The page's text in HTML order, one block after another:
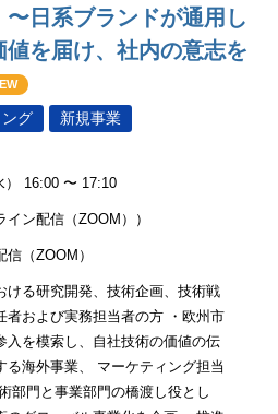
日系ブランドが通用し
を届け、社内の意志を
グ 新規事業
） 16:00 〜 17:10
イン配信（ZOOM））
（ZOOM）
ける研究開発、技術企画、技術戦
者および実務担当者の方 ・欧州市
入を模索し、自社技術の価値の伝
る海外事業、 マーケティング担当
部門と事業部門の橋渡し役とし